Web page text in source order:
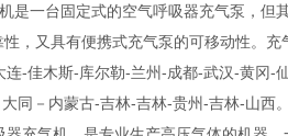
是一台固定式的空气呼吸器充气泵，但
，又具有便携式充气泵的可移动性。
-佳木斯-库尔勒-兰州-成都-武汉-黄冈-
同－内蒙古-吉林-吉林-贵州-吉林-山西。